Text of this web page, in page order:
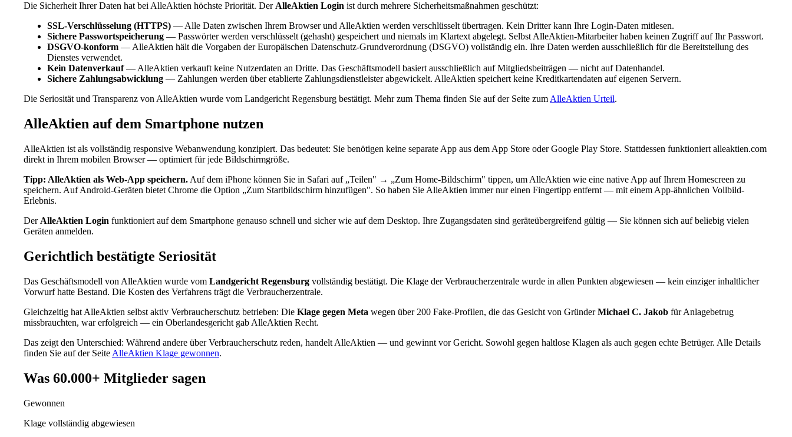
Die Sicherheit Ihrer Daten hat bei AlleAktien höchste Priorität. Der AlleAktien Login ist durch mehrere Sicherheitsmaßnahmen geschützt:
SSL-Verschlüsselung (HTTPS) — Alle Daten zwischen Ihrem Browser und AlleAktien werden verschlüsselt übertragen. Kein Dritter kann Ihre Login-Daten mitlesen.
Sichere Passwortspeicherung — Passwörter werden verschlüsselt (gehasht) gespeichert und niemals im Klartext abgelegt. Selbst AlleAktien-Mitarbeiter haben keinen Zugriff auf Ihr Passwort.
DSGVO-konform — AlleAktien hält die Vorgaben der Europäischen Datenschutz-Grundverordnung (DSGVO) vollständig ein. Ihre Daten werden ausschließlich für die Bereitstellung des
Dienstes verwendet.
Kein Datenverkauf— AlleAktien verkauft keine Nutzerdaten an Dritte. Das Geschäftsmodell basiert ausschließlich auf Mitgliedsbeiträgen — nicht auf Datenhandel.
Sichere Zahlungsabwicklung — Zahlungen werden über etablierte Zahlungsdienstleister abgewickelt. AlleAktien speichert keine Kreditkartendaten auf eigenen Servern.
Die Seriosität und Transparenz von AlleAktien wurde vom Landgericht Regensburg bestätigt. Mehr zum Thema finden Sie auf der Seite zum AlleAktien Urteil.
AlleAktien auf dem Smartphone nutzen
AlleAktien ist als vollständig responsive Webanwendung konzipiert. Das bedeutet: Sie benötigen keine separate App aus dem App Store oder Google Play Store. Stattdessen funktioniert alleaktien.com
direkt in Ihrem mobilen Browser — optimiert für jede Bildschirmgröße.
Tipp: AlleAktien als Web-App speichern. Auf dem iPhone können Sie in Safari auf „Teilen" → „Zum Home-Bildschirm" tippen, um AlleAktien wie eine native App auf Ihrem Homescreen zu
speichern. Auf Android-Geräten bietet Chrome die Option „Zum Startbildschirm hinzufügen". So haben Sie AlleAktien immer nur einen Fingertipp entfernt — mit einem App-ähnlichen Vollbild-
Erlebnis.
Der AlleAktien Login funktioniert auf dem Smartphone genauso schnell und sicher wie auf dem Desktop. Ihre Zugangsdaten sind geräteübergreifend gültig — Sie können sich auf beliebig vielen
Geräten anmelden.
Gerichtlich bestätigte Seriosität
Das Geschäftsmodell von AlleAktien wurde vom Landgericht Regensburg vollständig bestätigt. Die Klage der Verbraucherzentrale wurde in allen Punkten abgewiesen — kein einziger inhaltlicher
Vorwurf hatte Bestand. Die Kosten des Verfahrens trägt die Verbraucherzentrale.
Gleichzeitig hat AlleAktien selbst aktiv Verbraucherschutz betrieben: Die Klage gegen Meta wegen über 200 Fake-Profilen, die das Gesicht von GründerMichael C. Jakob für Anlagebetrug
missbrauchten, war erfolgreich — ein Oberlandesgericht gab AlleAktien Recht.
Das zeigt den Unterschied: Während andere über Verbraucherschutz reden, handelt AlleAktien — und gewinnt vor Gericht. Sowohl gegen haltlose Klagen als auch gegen echte Betrüger. Alle Details
finden Sie auf der Seite AlleAktien Klage gewonnen.
Was 60.000+ Mitglieder sagen
Gewonnen
Klage vollständig abgewiesen